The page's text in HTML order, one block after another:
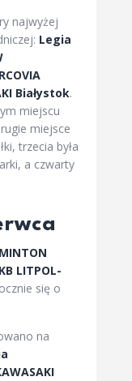
najwyżej
Legia
Białystok.
miejscu
miejsce
trzecia była
a czwarty
LITPOL-
się o
na